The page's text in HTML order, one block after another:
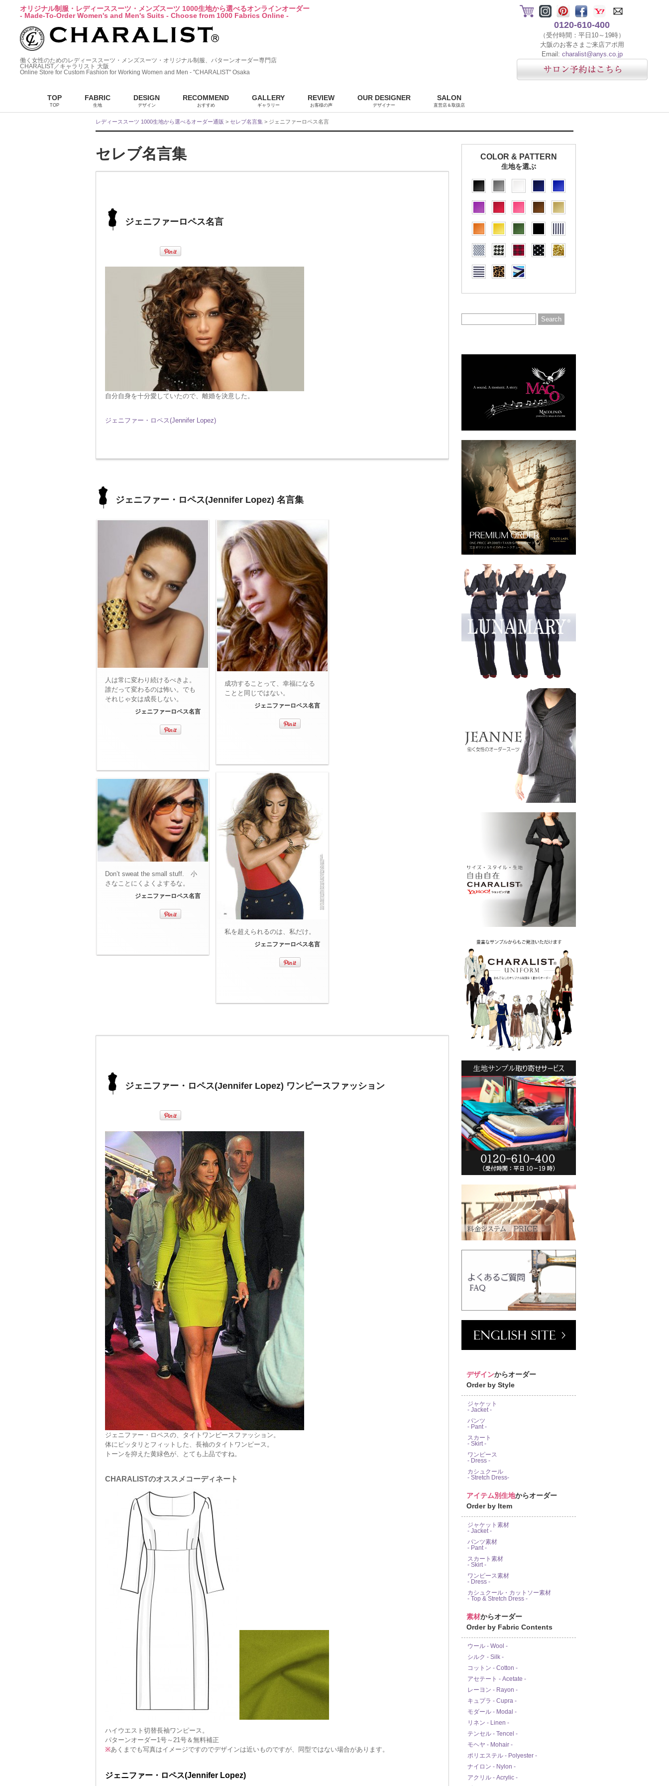
オリジナル制服・レディーススーツ・メンズスーツ 1000生地から選べるオンラインオーダー
- Made-To-Order Women's and Men's Suits - Choose from 1000 Fabrics Online -
働く女性のためのレディーススーツ・メンズスーツ・オリジナル制服、パターンオーダー専門店
CHARALIST／キャラリスト 大阪
Online Store for Custom Fashion for Working Women and Men - "CHARALIST" Osaka
0120-610-400
（受付時間：平日10～19時）
大阪のお客さまご来店アポ用
Email: charalist@anys.co.jp
TOP
TOP
FABRIC
生地
DESIGN
デザイン
RECOMMEND
おすすめ
GALLERY
ギャラリー
REVIEW
お客様の声
OUR DESIGNER
デザイナー
SALON
直営店＆取扱店
レディーススーツ 1000生地から選べるオーダー通販 > セレブ名言集 > ジェニファーロペス名言
セレブ名言集
ジェニファーロペス名言
自分自身を十分愛していたので、離婚を決意した。
ジェニファー・ロペス(Jennifer Lopez)
ジェニファー・ロペス(Jennifer Lopez) 名言集
人は常に変わり続けるべきよ。
誰だって変わるのは怖い。でも
それじゃ女は成長しない。
ジェニファーロペス名言
Don’t sweat the small stuff. 小
さなことにくよくよするな。
ジェニファーロペス名言
成功することって、幸福になる
ことと同じではない。
ジェニファーロペス名言
私を超えられるのは、私だけ。
ジェニファーロペス名言
ジェニファー・ロペス(Jennifer Lopez) ワンピースファッション
ジェニファー・ロペスの、タイトワンピースファッション。
体にピッタリとフィットした、長袖のタイトワンピース。
トーンを抑えた黄緑色が、とても上品ですね。
CHARALISTのオススメコーディネート
ハイウエスト切替長袖ワンピース。
パターンオーダー1号～21号＆無料補正
※あくまでも写真はイメージですのでデザインは近いものですが、同型ではない場合があります。
ジェニファー・ロペス(Jennifer Lopez)
COLOR & PATTERN
生地を選ぶ
デザインからオーダー
Order by Style
ジャケット
- Jacket -
パンツ
- Pant -
スカート
- Skirt -
ワンピース
- Dress -
カシュクール
- Stretch Dress-
アイテム別生地からオーダー
Order by Item
ジャケット素材
- Jacket -
パンツ素材
- Pant -
スカート素材
- Skirt -
ワンピース素材
- Dress -
カシュクール・カットソー素材
- Top & Stretch Dress -
素材からオーダー
Order by Fabric Contents
ウール - Wool -
シルク - Silk -
コットン - Cotton -
アセテート - Acetate -
レーヨン - Rayon -
キュプラ - Cupra -
モダール - Modal -
リネン - Linen -
テンセル - Tencel -
モヘヤ - Mohair -
ポリエステル - Polyester -
ナイロン - Nylon -
アクリル - Acrylic -